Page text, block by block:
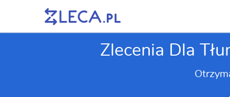
Zlecenia Dla